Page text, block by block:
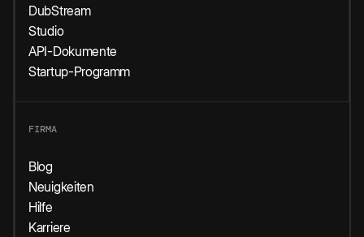
DubStream
Studio
API-Dokumente
Startup-Programm
FIRMA
Blog
Neuigkeiten
Hilfe
Karriere